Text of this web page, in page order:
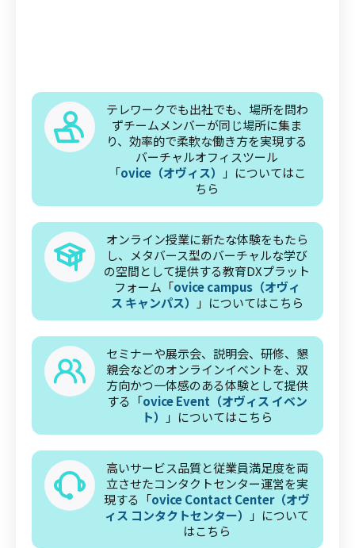
テレワークでも出社でも、場所を問わ
ずチームメンバーが同じ場所に集ま
り、効率的で柔軟な働き方を実現する
バーチャルオフィスツール
「ovice（オヴィス）
」についてはこ
ちら
オンライン授業に新たな体験をもたら
し、メタバース型のバーチャルな学び
の空間として提供する教育DXプラット
フォーム「ovice campus（オヴィ
ス キャンパス）
」についてはこちら
セミナーや展示会、説明会、研修、懇
親会などのオンラインイベントを、双
方向かつ一体感のある体験として提供
する「ovice Event（オヴィス イベン
ト）
」についてはこちら
高いサービス品質と従業員満足度を両
立させたコンタクトセンター運営を実
現する「ovice Contact Center（オヴ
ィス コンタクトセンター）
」について
はこちら